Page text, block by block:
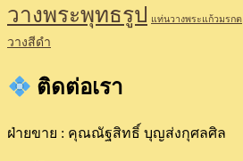
วางพระพุทธรูป
แท่นวางพระแก้วมรกต
วางสีดำ
ติดต่อเรา
ฝ่ายขาย : คุณณัฐสิทธิ์ บุญส่งกุศลศิล